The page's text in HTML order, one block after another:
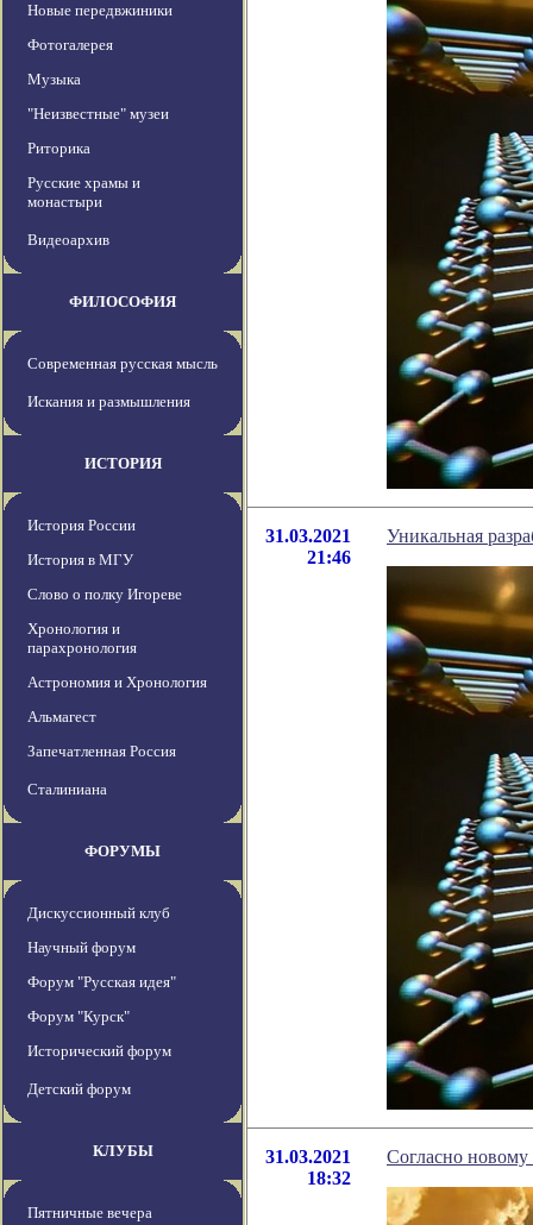
Новые передвжиники
Фотогалерея
Музыка
"Неизвестные" музеи
Риторика
Русские храмы и
монастыри
Видеоархив
ФИЛОСОФИЯ
Современная русская мысль
Искания и размышления
ИСТОРИЯ
История России
История в МГУ
Слово о полку Игореве
Хронология и
парахронология
Астрономия и Хронология
Альмагест
Запечатленная Россия
Сталиниана
ФОРУМЫ
Дискуссионный клуб
Научный форум
Форум "Русская идея"
Форум "Курск"
Исторический форум
Детский форум
КЛУБЫ
Пятничные вечера
31.03.2021
21:46
Уникальная
31.03.2021
18:32
Согласно новому